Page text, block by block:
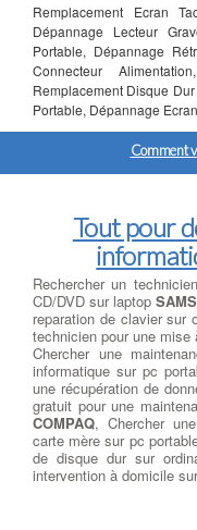
Remplacement Ecran
Dépannage Lecteur
Portable, Dépannage
Connecteur
Remplacement Disque
Portable, Dépannage
Comment
Tout pour
Rechercher un
CD/DVD sur laptop
reparation de clavier sur
technicien pour une
Chercher une
informatique sur pc
une récupération de
gratuit pour une
COMPAQ, Chercher
carte mère sur pc
de disque dur sur
intervention à domicile